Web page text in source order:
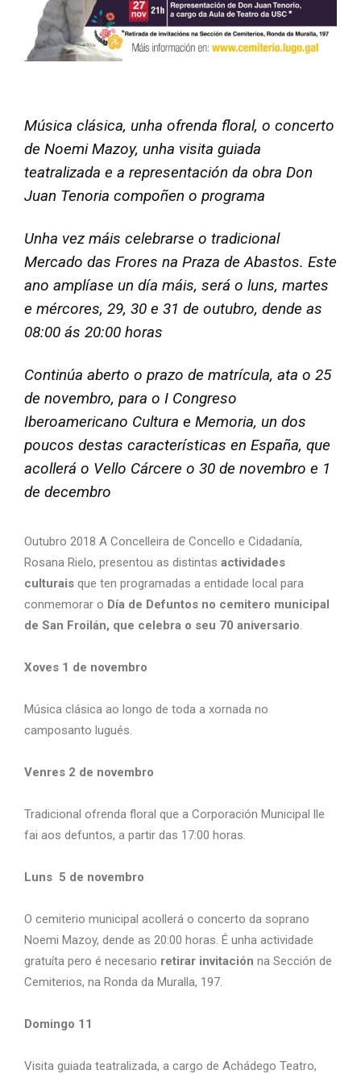
Música clásica, unha ofrenda floral, o concerto
de Noemi Mazoy, unha visita guiada
teatralizada e a representación da obra Don
Juan Tenoria compoñen o programa
Unha vez máis celebrarse o tradicional
Mercado das Frores na Praza de Abastos. Este
ano amplíase un día máis, será o luns, martes
e mércores, 29, 30 e 31 de outubro, dende as
08:00 ás 20:00 horas
Continúa aberto o prazo de matrícula, ata o 25
de novembro, para o I Congreso
Iberoamericano Cultura e Memoria, un dos
poucos destas características en España, que
acollerá o Vello Cárcere o 30 de novembro e 1
de decembro
Outubro 2018 A Concelleira de Concello e Cidadanía,
Rosana Rielo, presentou as distintas actividades
culturais que ten programadas a entidade local para
conmemorar o Día de Defuntos no cemitero municipal
de San Froilán, que celebra o seu 70 aniversario.
Xoves 1 de novembro
Música clásica ao longo de toda a xornada no
camposanto lugués.
Venres 2 de novembro
Tradicional ofrenda floral que a Corporación Municipal lle
fai aos defuntos, a partir das 17:00 horas.
Luns 5 de novembro
O cemiterio municipal acollerá o concerto da soprano
Noemi Mazoy, dende as 20:00 horas. É unha actividade
gratuíta pero é necesario retirar invitación na Sección de
Cemiterios, na Ronda da Muralla, 197.
Domingo 11
Visita guiada teatralizada, a cargo de Achádego Teatro,